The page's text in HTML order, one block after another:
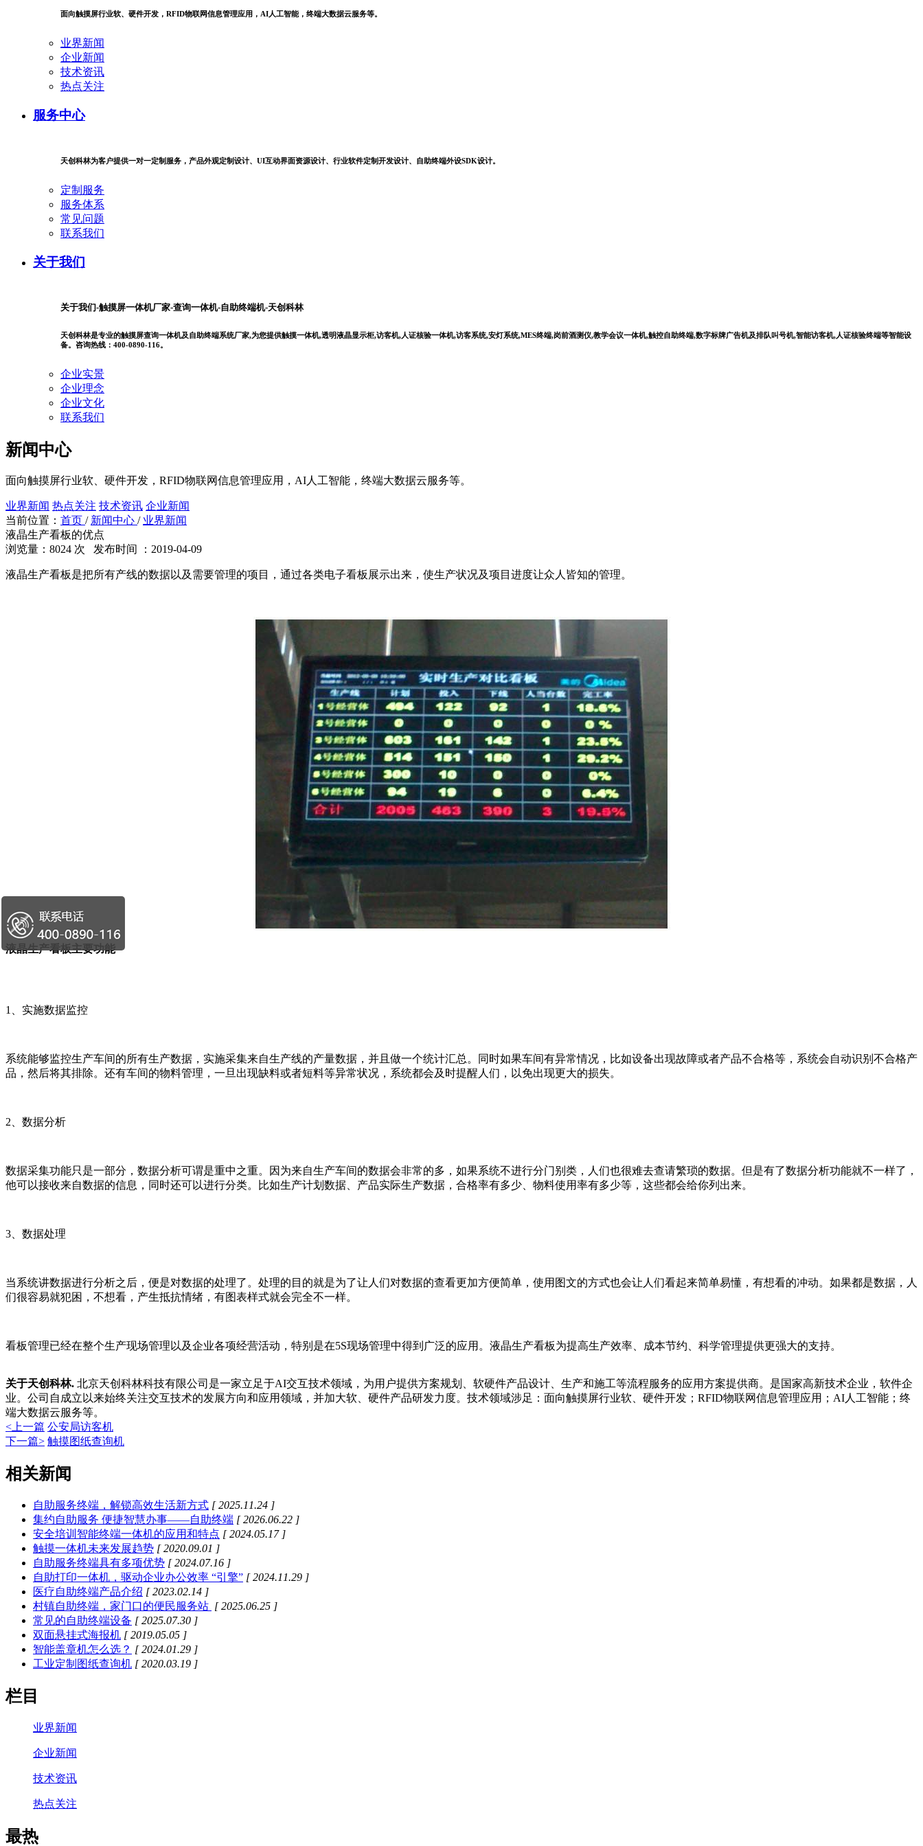
面向触摸屏行业软、硬件开发，RFID物联网信息管理应用，AI人工智能，终端大数据云服务等。
业界新闻
企业新闻
技术资讯
热点关注
服务中心
天创科林为客户提供一对一定制服务，产品外观定制设计、UI互动界面资源设计、行业软件定制开发设计、自助终端外设SDK设计。
定制服务
服务体系
常见问题
联系我们
关于我们
关于我们-触摸屏一体机厂家-查询一体机-自助终端机-天创科林
天创科林是专业的触摸屏查询一体机及自助终端系统厂家,为您提供触摸一体机,透明液晶显示柜,访客机,人证核验一体机,访客系统,安灯系统,MES终端,岗前酒测仪,教学会议一体机,触控自助终端,数字标牌广告机及排队叫号机,智能访客机,人证核验终端等智能设
备。咨询热线：400-0890-116。
企业实景
企业理念
企业文化
联系我们
新闻中心
面向触摸屏行业软、硬件开发，RFID物联网信息管理应用，AI人工智能，终端大数据云服务等。
业界新闻 热点关注 技术资讯 企业新闻
当前位置： 首页 / 新闻中心 / 业界新闻
液晶生产看板的优点
浏览量：8024 次 发布时间 ：2019-04-09
液晶生产看板是把所有产线的数据以及需要管理的项目，通过各类电子看板展示出来，使生产状况及项目进度让众人皆知的管理。
液晶生产看板主要功能
1、实施数据监控
系统能够监控生产车间的所有生产数据，实施采集来自生产线的产量数据，并且做一个统计汇总。同时如果车间有异常情况，比如设备出现故障或者产品不合格等，系统会自动识别不合格产
品，然后将其排除。还有车间的物料管理，一旦出现缺料或者短料等异常状况，系统都会及时提醒人们，以免出现更大的损失。
2、数据分析
数据采集功能只是一部分，数据分析可谓是重中之重。因为来自生产车间的数据会非常的多，如果系统不进行分门别类，人们也很难去查请繁琐的数据。但是有了数据分析功能就不一样了，
他可以接收来自数据的信息，同时还可以进行分类。比如生产计划数据、产品实际生产数据，合格率有多少、物料使用率有多少等，这些都会给你列出来。
3、数据处理
当系统讲数据进行分析之后，便是对数据的处理了。处理的目的就是为了让人们对数据的查看更加方便简单，使用图文的方式也会让人们看起来简单易懂，有想看的冲动。如果都是数据，人
们很容易就犯困，不想看，产生抵抗情绪，有图表样式就会完全不一样。
看板管理已经在整个生产现场管理以及企业各项经营活动，特别是在5S现场管理中得到广泛的应用。液晶生产看板为提高生产效率、成本节约、科学管理提供更强大的支持。
关于天创科林. 北京天创科林科技有限公司是一家立足于AI交互技术领域，为用户提供方案规划、软硬件产品设计、生产和施工等流程服务的应用方案提供商。是国家高新技术企业，软件企
业。公司自成立以来始终关注交互技术的发展方向和应用领域，并加大软、硬件产品研发力度。技术领域涉足：面向触摸屏行业软、硬件开发；RFID物联网信息管理应用；AI人工智能；终
端大数据云服务等。
<上一篇 公安局访客机
下一篇> 触摸图纸查询机
相关新闻
自助服务终端，解锁高效生活新方式 [ 2025.11.24 ]
集约自助服务 便捷智慧办事——自助终端 [ 2026.06.22 ]
安全培训智能终端一体机的应用和特点 [ 2024.05.17 ]
触摸一体机未来发展趋势 [ 2020.09.01 ]
自助服务终端具有多项优势 [ 2024.07.16 ]
自助打印一体机，驱动企业办公效率 “引擎” [ 2024.11.29 ]
医疗自助终端产品介绍 [ 2023.02.14 ]
村镇自助终端，家门口的便民服务站​ ​ [ 2025.06.25 ]
常见的自助终端设备 [ 2025.07.30 ]
双面悬挂式海报机 [ 2019.05.05 ]
智能盖章机怎么选？ [ 2024.01.29 ]
工业定制图纸查询机 [ 2020.03.19 ]
栏目
业界新闻
企业新闻
技术资讯
热点关注
最热